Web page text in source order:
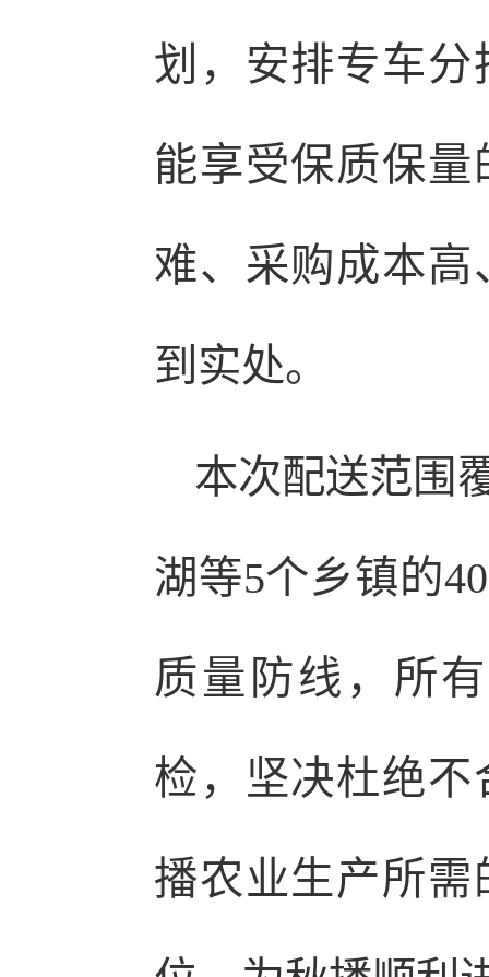
划，安排专车
能享受保质保
难、采购成本
到实处。
本次配送范围
湖等5个乡镇的
质量防线，所
检，坚决杜绝
播农业生产所